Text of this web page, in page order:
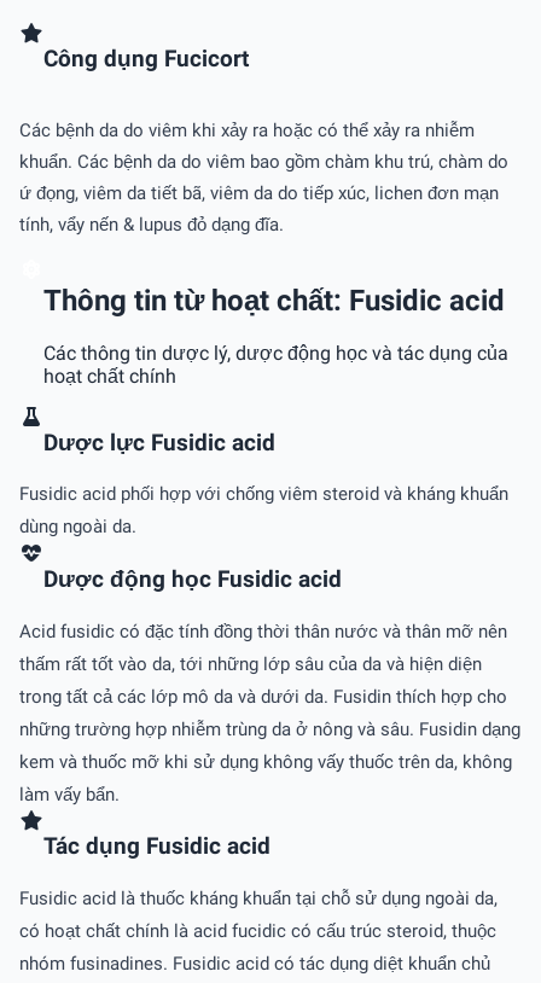
Công dụng Fucicort
Các bệnh da do viêm khi xảy ra hoặc có thể xảy ra nhiễm
khuẩn. Các bệnh da do viêm bao gồm chàm khu trú, chàm do
ứ đọng, viêm da tiết bã, viêm da do tiếp xúc, lichen đơn mạn
tính, vẩy nến & lupus đỏ dạng đĩa.
Thông tin từ hoạt chất: Fusidic acid
Các thông tin dược lý, dược động học và tác dụng của
hoạt chất chính
Dược lực Fusidic acid
Fusidic acid phối hợp với chống viêm steroid và kháng khuẩn
dùng ngoài da.
Dược động học Fusidic acid
Acid fusidic có đặc tính đồng thời thân nước và thân mỡ nên
thấm rất tốt vào da, tới những lớp sâu của da và hiện diện
trong tất cả các lớp mô da và dưới da. Fusidin thích hợp cho
những trường hợp nhiễm trùng da ở nông và sâu. Fusidin dạng
kem và thuốc mỡ khi sử dụng không vấy thuốc trên da, không
làm vấy bẩn.
Tác dụng Fusidic acid
Fusidic acid là thuốc kháng khuẩn tại chỗ sử dụng ngoài da,
có hoạt chất chính là acid fucidic có cấu trúc steroid, thuộc
nhóm fusinadines. Fusidic acid có tác dụng diệt khuẩn chủ